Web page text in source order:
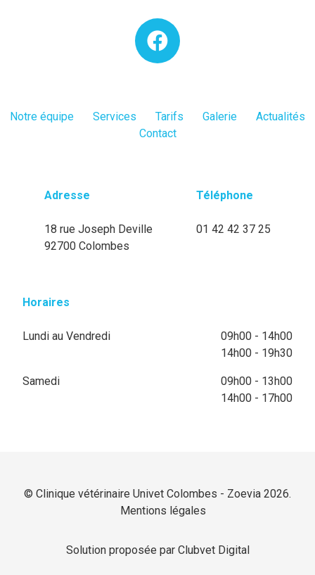
Notre équipe Services Tarifs Galerie
Actualités
Contact
Adresse
18 rue Joseph Deville
92700 Colombes
Téléphone
01 42 42 37 25
Horaires
Lundi au Vendredi
09h00 - 14h00
14h00 - 19h30
Samedi
09h00 - 13h00
14h00 - 17h00
© Clinique vétérinaire Univet Colombes - Zoevia 2026.
Mentions légales
Solution proposée par Clubvet Digital